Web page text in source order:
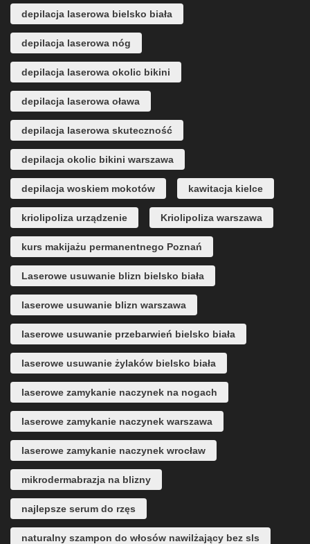
depilacja laserowa bielsko biała
depilacja laserowa nóg
depilacja laserowa okolic bikini
depilacja laserowa oława
depilacja laserowa skuteczność
depilacja okolic bikini warszawa
depilacja woskiem mokotów kawitacja kielce
kriolipoliza urządzenie Kriolipoliza warszawa
kurs makijażu permanentnego Poznań
Laserowe usuwanie blizn bielsko biała
laserowe usuwanie blizn warszawa
laserowe usuwanie przebarwień bielsko biała
laserowe usuwanie żylaków bielsko biała
laserowe zamykanie naczynek na nogach
laserowe zamykanie naczynek warszawa
laserowe zamykanie naczynek wrocław
mikrodermabrazja na blizny
najlepsze serum do rzęs
naturalny szampon do włosów nawilżający bez sls